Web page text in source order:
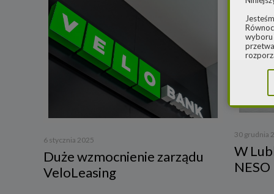
6 stycznia 2025
Duże wzmocnienie zarządu
VeloLeasing
30 grudnia
W
NESO
wyboru
2.
ul.